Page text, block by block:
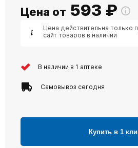
Цена от 593 ₽
Цена действительна только
сайт товаров в наличии
В наличии в 1 аптеке
Самовывоз сегодня
Купить в 1